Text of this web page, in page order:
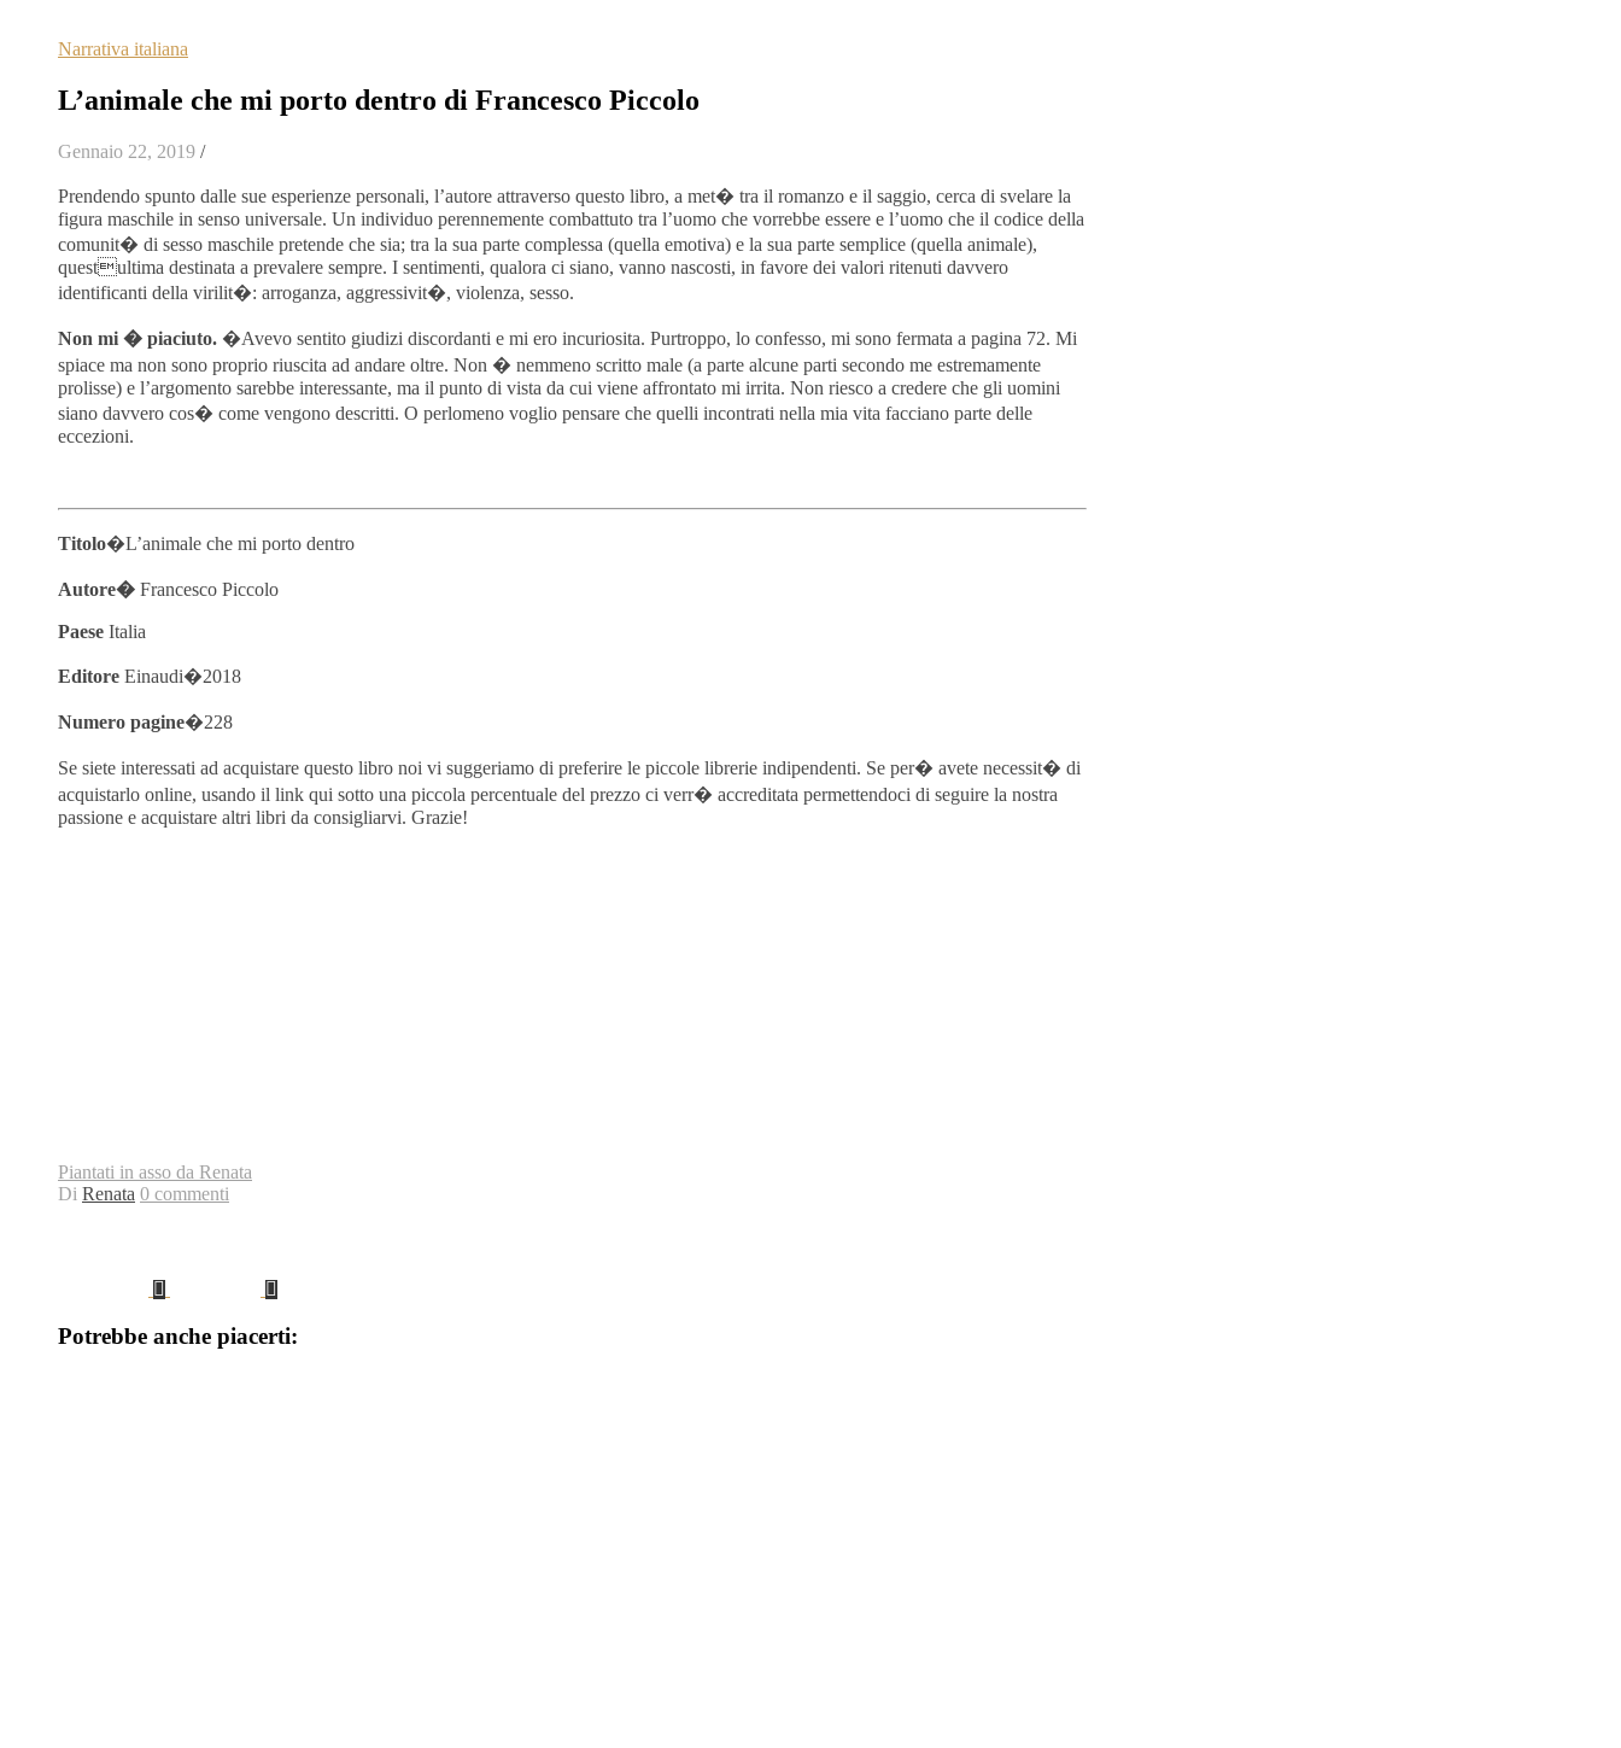
Narrativa italiana
L’animale che mi porto dentro di Francesco Piccolo
Gennaio 22, 2019 /
Prendendo spunto dalle sue esperienze personali, l’autore attraverso questo libro, a met� tra il romanzo e il saggio, cerca di svelare la
figura maschile in senso universale. Un individuo perennemente combattuto tra l’uomo che vorrebbe essere e l’uomo che il codice della
comunit� di sesso maschile pretende che sia; tra la sua parte complessa (quella emotiva) e la sua parte semplice (quella animale),
questultima destinata a prevalere sempre. I sentimenti, qualora ci siano, vanno nascosti, in favore dei valori ritenuti davvero
identificanti della virilit�: arroganza, aggressivit�, violenza, sesso.
Non mi � piaciuto. �Avevo sentito giudizi discordanti e mi ero incuriosita. Purtroppo, lo confesso, mi sono fermata a pagina 72. Mi
spiace ma non sono proprio riuscita ad andare oltre. Non � nemmeno scritto male (a parte alcune parti secondo me estremamente
prolisse) e l’argomento sarebbe interessante, ma il punto di vista da cui viene affrontato mi irrita. Non riesco a credere che gli uomini
siano davvero cos� come vengono descritti. O perlomeno voglio pensare che quelli incontrati nella mia vita facciano parte delle
eccezioni.
Titolo�L’animale che mi porto dentro
Autore� Francesco Piccolo
Paese Italia
Editore Einaudi�2018
Numero pagine�228
Se siete interessati ad acquistare questo libro noi vi suggeriamo di preferire le piccole librerie indipendenti. Se per� avete necessit� di
acquistarlo online, usando il link qui sotto una piccola percentuale del prezzo ci verr� accreditata permettendoci di seguire la nostra
passione e acquistare altri libri da consigliarvi. Grazie!
Piantati in asso da Renata
Di Renata 0 commenti
Potrebbe anche piacerti: